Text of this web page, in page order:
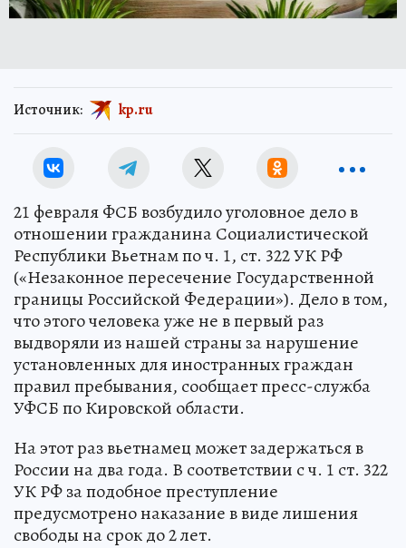
Источник: kp.ru
21 февраля ФСБ возбудило уголовное дело в
отношении гражданина Социалистической
Республики Вьетнам по ч. 1, ст. 322 УК РФ
(«Незаконное пересечение Государственной
границы Российской Федерации»). Дело в том,
что этого человека уже не в первый раз
выдворяли из нашей страны за нарушение
установленных для иностранных граждан
правил пребывания, сообщает пресс-служба
УФСБ по Кировской области.
На этот раз вьетнамец может задержаться в
России на два года. В соответствии с ч. 1 ст. 322
УК РФ за подобное преступление
предусмотрено наказание в виде лишения
свободы на срок до 2 лет.